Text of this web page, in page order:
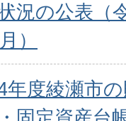
況の公表（
）
年度綾瀬市